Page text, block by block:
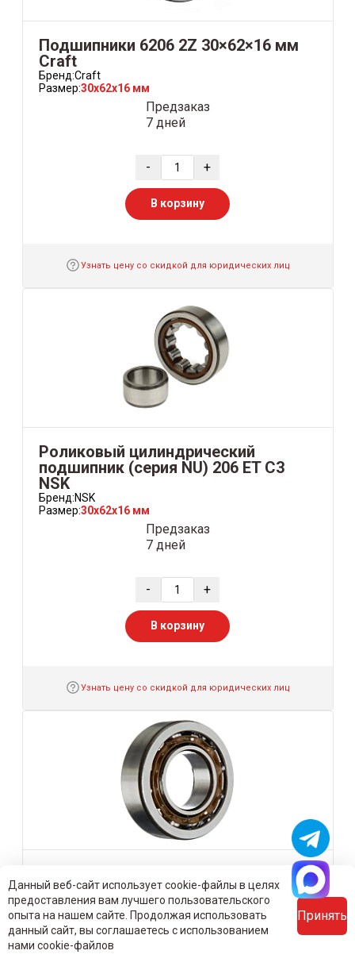
Подшипники 6206 2Z 30×62×16 мм
Craft
Бренд:Craft
Размер:30x62x16 мм
Предзаказ
7 дней
- +
В корзину
Узнать цену со скидкой для юридических лиц
Роликовый цилиндрический
подшипник (серия NU) 206 ET C3
NSK
Бренд:NSK
Размер:30x62x16 мм
Предзаказ
7 дней
- +
В корзину
Узнать цену со скидкой для юридических лиц
Однрядный шариковый подшипник
7206 BW NSK
Бренд:NSK
Размер:30x62x16 мм
Предзаказ
Данный веб-сайт использует cookie-файлы в целях
предоставления вам лучшего пользовательского
опыта на нашем сайте. Продолжая использовать
данный сайт, вы соглашаетесь с использованием
нами cookie-файлов
Принять